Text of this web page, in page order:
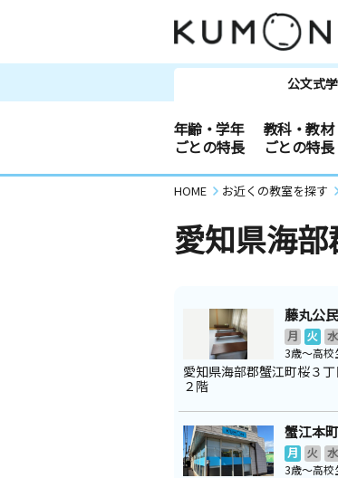
公文式
年齢・学年
ごとの特長
教科・教材
ごとの特長
HOME お近くの教室を探す
愛知県海
藤丸公
月 火 水
3歳～高校
愛知県海部郡蟹江町桜３
２階
蟹江本
月 火 水
3歳～高校